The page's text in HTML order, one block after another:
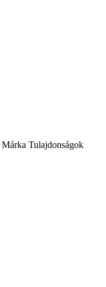
Márka Tulajdonságok